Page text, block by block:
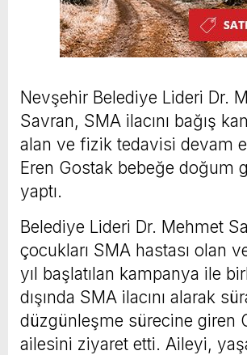
Nevşehir Belediye Lideri Dr.
Savran, SMA ilacını bağış
alan ve fizik tedavisi devam
Eren Gostak bebeğe doğum
yaptı.
Belediye Lideri Dr. Mehmet
çocukları SMA hastası olan
yıl başlatılan kampanya ile
dışında SMA ilacını alarak
düzgünleşme sürecine giren
ailesini ziyaret etti. Aileyi,